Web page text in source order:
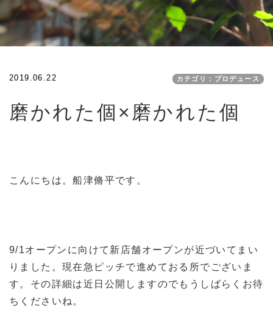
2019.06.22 カテゴリ：プロデュース
磨かれた個×磨かれた個
こんにちは。船津脩平です。
9/1オープンに向けて新店舗オープンが近づいてまい
りました。現在急ピッチで進めておる所でございま
す。その詳細は近日公開しますのでもうしばらくお待
ちくださいね。